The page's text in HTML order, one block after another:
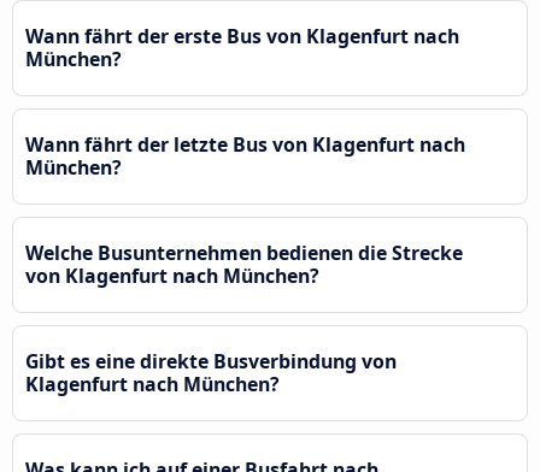
Wann fährt der erste Bus von Klagenfurt nach
München?
Wann fährt der letzte Bus von Klagenfurt nach
München?
Welche Busunternehmen bedienen die Strecke
von Klagenfurt nach München?
Gibt es eine direkte Busverbindung von
Klagenfurt nach München?